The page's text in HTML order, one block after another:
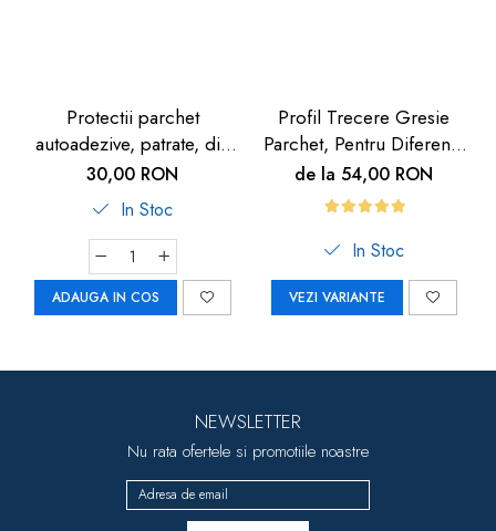
Protectii parchet
autoadezive, patrate, din
cauciuc, set 16 buc
30,00 RON
In Stoc
ADAUGA IN COS
Profil Trecere Gresie
Parchet, Pentru Diferenta
de Nivel, Culoare Lemn
Închis, Autoadeziv, 90cm
de la 54,00 RON
In Stoc
VEZI VARIANTE
NEWSLETTER
Nu rata ofertele si promotiile noastre